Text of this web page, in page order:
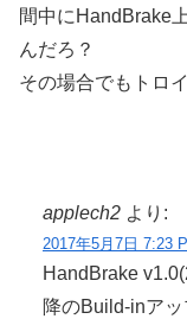
間中にHandBrake
んだろ？
その場合でもトロ
applech2 より:
2017年5月7日 7:23
HandBrake
降のBuild-inア